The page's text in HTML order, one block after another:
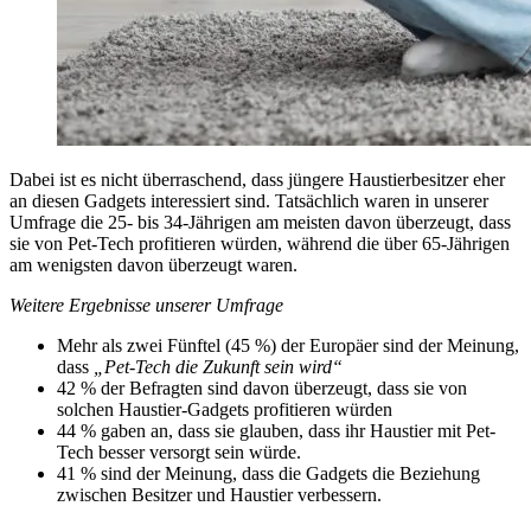
Dabei ist es nicht überraschend, dass jüngere Haustierbesitzer eher
an diesen Gadgets interessiert sind. Tatsächlich waren in unserer
Umfrage die 25- bis 34-Jährigen am meisten davon überzeugt, dass
sie von Pet-Tech profitieren würden, während die über 65-Jährigen
am wenigsten davon überzeugt waren.
Weitere Ergebnisse unserer Umfrage
Mehr als zwei Fünftel (45 %) der Europäer sind der Meinung,
dass
„Pet-Tech die Zukunft sein wird“
42 % der Befragten sind davon überzeugt, dass sie von
solchen Haustier-Gadgets profitieren würden
44 % gaben an, dass sie glauben, dass ihr Haustier mit Pet-
Tech besser versorgt sein würde.
41 % sind der Meinung, dass die Gadgets die Beziehung
zwischen Besitzer und Haustier verbessern.